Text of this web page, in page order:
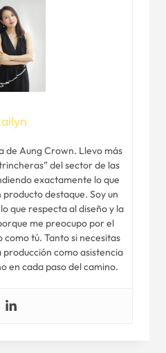
de Aung Crown. Llevo más
del sector de las
exactamente lo que
destaque. Soy un
que respecta al diseño y la
me preocupo por el
tú. Tanto si necesitas
como asistencia
en cada paso del camino.